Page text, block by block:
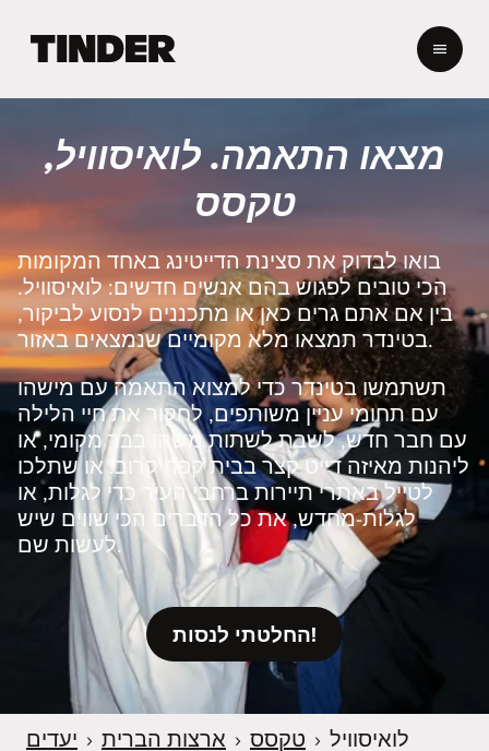
ת
י
נ
ד
ר
מצאו התאמה. לואיסוויל,
טקסס
בואו לבדוק את סצינת הדייטינג באחד המקומות
הכי טובים לפגוש בהם אנשים חדשים: לואיסוויל.
בין אם אתם גרים כאן או מתכננים לנסוע לביקור,
בטינדר תמצאו מלא מקומיים שנמצאים באזור.
תשתמשו בטינדר כדי למצוא התאמה עם מישהו
עם תחומי עניין משותפים, לחקור את חיי הלילה
עם חבר חדש, לשבת לשתות משהו בבר מקומי, או
ליהנות מאיזה דייט קצר בבית קפה קרוב. או שתלכו
לטייל באתרי תיירות ברחבי העיר כדי לגלות, או
לגלות‑מחדש, את כל הדברים הכי שווים שיש
לעשות שם.
החלטתי לנסות!
יעדים › ארצות הברית › טקסס › לואיסוויל